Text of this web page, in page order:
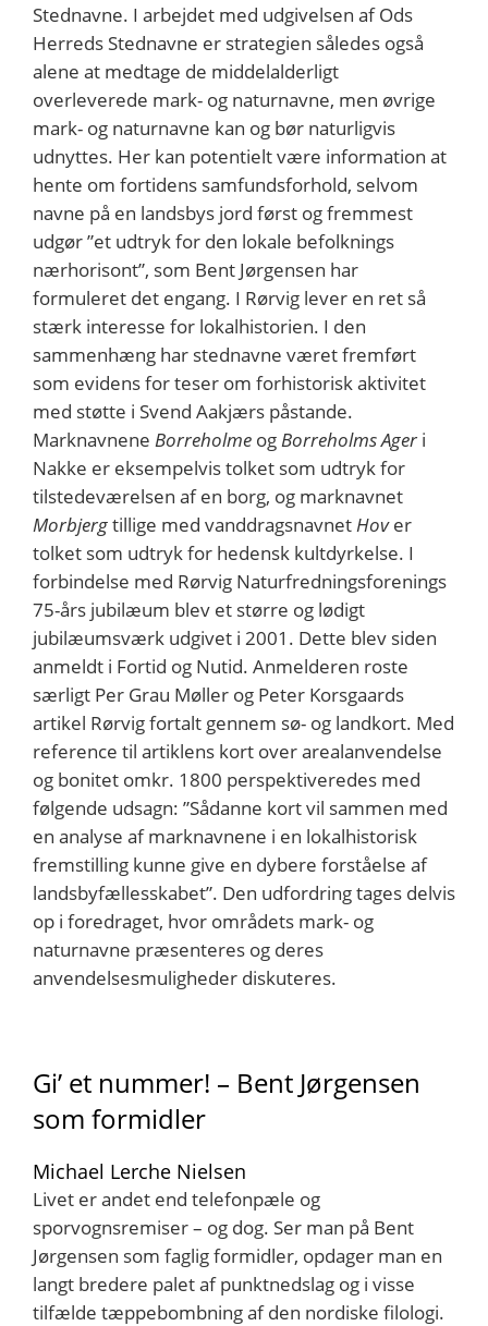
Stednavne. I arbejdet med udgivelsen af Ods
Herreds Stednavne er strategien således også
alene at medtage de middelalderligt
overleverede mark- og naturnavne, men øvrige
mark- og naturnavne kan og bør naturligvis
udnyttes. Her kan potentielt være information at
hente om fortidens samfundsforhold, selvom
navne på en landsbys jord først og fremmest
udgør ”et udtryk for den lokale befolknings
nærhorisont”, som Bent Jørgensen har
formuleret det engang. I Rørvig lever en ret så
stærk interesse for lokalhistorien. I den
sammenhæng har stednavne været fremført
som evidens for teser om forhistorisk aktivitet
med støtte i Svend Aakjærs påstande.
Marknavnene Borreholme og Borreholms Ageri
Nakke er eksempelvis tolket som udtryk for
tilstedeværelsen af en borg, og marknavnet
Morbjergtillige med vanddragsnavnet Hover
tolket som udtryk for hedensk kultdyrkelse. I
forbindelse med Rørvig Naturfredningsforenings
75-års jubilæum blev et større og lødigt
jubilæumsværk udgivet i 2001. Dette blev siden
anmeldt i Fortid og Nutid. Anmelderen roste
særligt Per Grau Møller og Peter Korsgaards
artikel Rørvig fortalt gennem sø- og landkort. Med
reference til artiklens kort over arealanvendelse
og bonitet omkr. 1800 perspektiveredes med
følgende udsagn: ”Sådanne kort vil sammen med
en analyse af marknavnene i en lokalhisto­risk
fremstilling kunne give en dybere forståelse af
landsbyfællesskabet”. Den udfordring tages delvis
op i foredraget, hvor områdets mark- og
naturnavne præsenteres og deres
anvendelsesmuligheder diskuteres.
Gi’ et nummer! – Bent Jørgensen
som formidler
Michael Lerche Nielsen
Livet er andet end telefonpæle og
sporvognsremiser – og dog. Ser man på Bent
Jørgensen som faglig formidler, opdager man en
langt bredere palet af punktnedslag og i visse
tilfælde tæppebombning af den nordiske filologi.